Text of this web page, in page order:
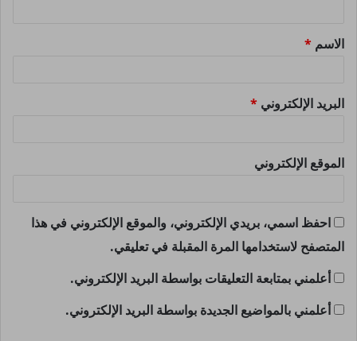
*
الاسم *
البريد الإلكتروني *
الموقع الإلكتروني
احفظ اسمي، بريدي الإلكتروني، والموقع الإلكتروني في هذا
المتصفح لاستخدامها المرة المقبلة في تعليقي.
أعلمني بمتابعة التعليقات بواسطة البريد الإلكتروني.
أعلمني بالمواضيع الجديدة بواسطة البريد الإلكتروني.